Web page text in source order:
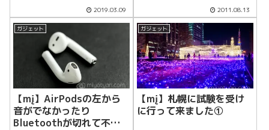
2019.03.09 2011.08.13
ガジェット
【mį】AirPodsの左から
音がでなかったり
Bluetoothが切れて不安
ガジェット
【mį】札幌に試験を受け
に行って来ました①